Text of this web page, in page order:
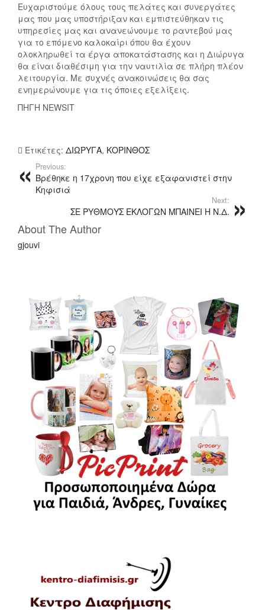
Ευχαριστούμε όλους τους πελάτες και συνεργάτες
μας που μας υποστήριξαν και εμπιστεύθηκαν τις
υπηρεσίες μας και ανανεώνουμε το ραντεβού μας
για το επόμενο καλοκαίρι όπου θα έχουν
ολοκληρωθεί τα έργα αποκατάστασης και η Διώρυγα
θα είναι διαθέσιμη για την ναυτιλία σε πλήρη πλέον
λειτουργία. Με συχνές ανακοινώσεις θα σας
ενημερώνουμε για τις όποιες εξελίξεις.
ΠΗΓΗ NEWSIT
Ετικέτες: ΔΙΩΡΥΓΑ, ΚΟΡΙΝΘΟΣ
Previous:
Βρέθηκε η 17χρονη που είχε εξαφανιστεί στην
Κηφισιά
Next:
ΣΕ ΡΥΘΜΟΥΣ ΕΚΛΟΓΩΝ ΜΠΑΙΝΕΙ Η Ν.Δ.
About The Author
gjouvi